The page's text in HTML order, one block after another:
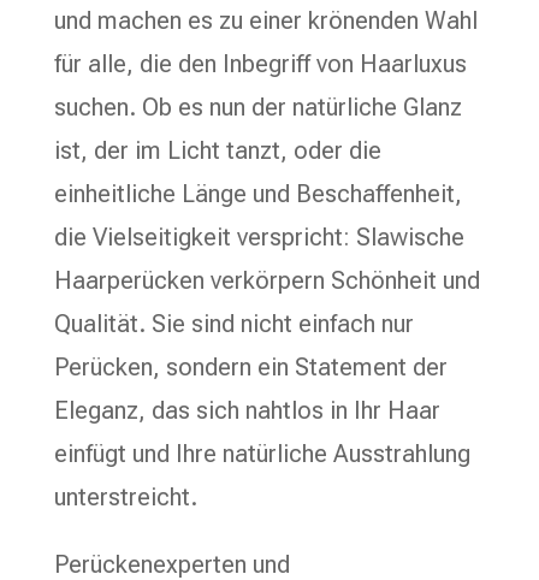
und machen es zu einer krönenden Wahl
für alle, die den Inbegriff von Haarluxus
suchen. Ob es nun der natürliche Glanz
ist, der im Licht tanzt, oder die
einheitliche Länge und Beschaffenheit,
die Vielseitigkeit verspricht: Slawische
Haarperücken verkörpern Schönheit und
Qualität. Sie sind nicht einfach nur
Perücken, sondern ein Statement der
Eleganz, das sich nahtlos in Ihr Haar
einfügt und Ihre natürliche Ausstrahlung
unterstreicht.
Perückenexperten und